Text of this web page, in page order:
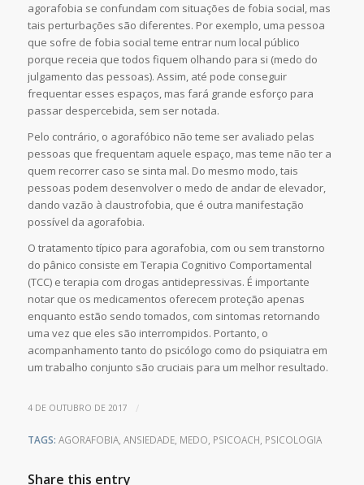
agorafobia se confundam com situações de fobia social, mas
tais perturbações são diferentes. Por exemplo, uma pessoa
que sofre de fobia social teme entrar num local público
porque receia que todos fiquem olhando para si (medo do
julgamento das pessoas). Assim, até pode conseguir
frequentar esses espaços, mas fará grande esforço para
passar despercebida, sem ser notada.
Pelo contrário, o agorafóbico não teme ser avaliado pelas
pessoas que frequentam aquele espaço, mas teme não ter a
quem recorrer caso se sinta mal. Do mesmo modo, tais
pessoas podem desenvolver o medo de andar de elevador,
dando vazão à claustrofobia, que é outra manifestação
possível da agorafobia.
O tratamento típico para agorafobia, com ou sem transtorno
do pânico consiste em Terapia Cognitivo Comportamental
(TCC) e terapia com drogas antidepressivas. É importante
notar que os medicamentos oferecem proteção apenas
enquanto estão sendo tomados, com sintomas retornando
uma vez que eles são interrompidos. Portanto, o
acompanhamento tanto do psicólogo como do psiquiatra em
um trabalho conjunto são cruciais para um melhor resultado.
4 DE OUTUBRO DE 2017 /
TAGS: AGORAFOBIA, ANSIEDADE, MEDO, PSICOACH, PSICOLOGIA
Share this entry